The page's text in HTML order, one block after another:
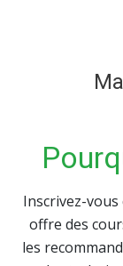
Inscrivez-
offre des
les